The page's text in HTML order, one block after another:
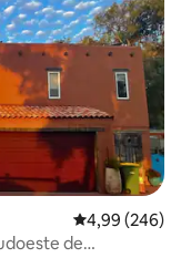
4,99 de uma
4,99 (246)
de